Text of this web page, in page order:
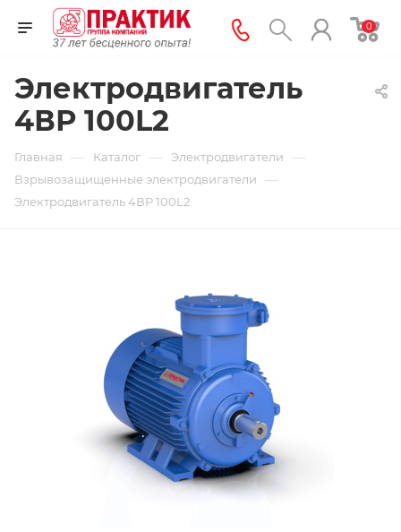
0
Электродвигатель
4ВР 100L2
Главная — Каталог — Электродвигатели —
Взрывозащищенные электродвигатели —
Электродвигатель 4ВР 100L2